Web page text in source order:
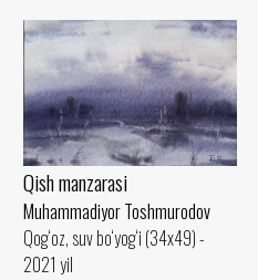
Qish manzarasi
Muhammadiyor Toshmurodov
Qog‘oz, suv bo‘yog‘i (34x49) -
2021 yil